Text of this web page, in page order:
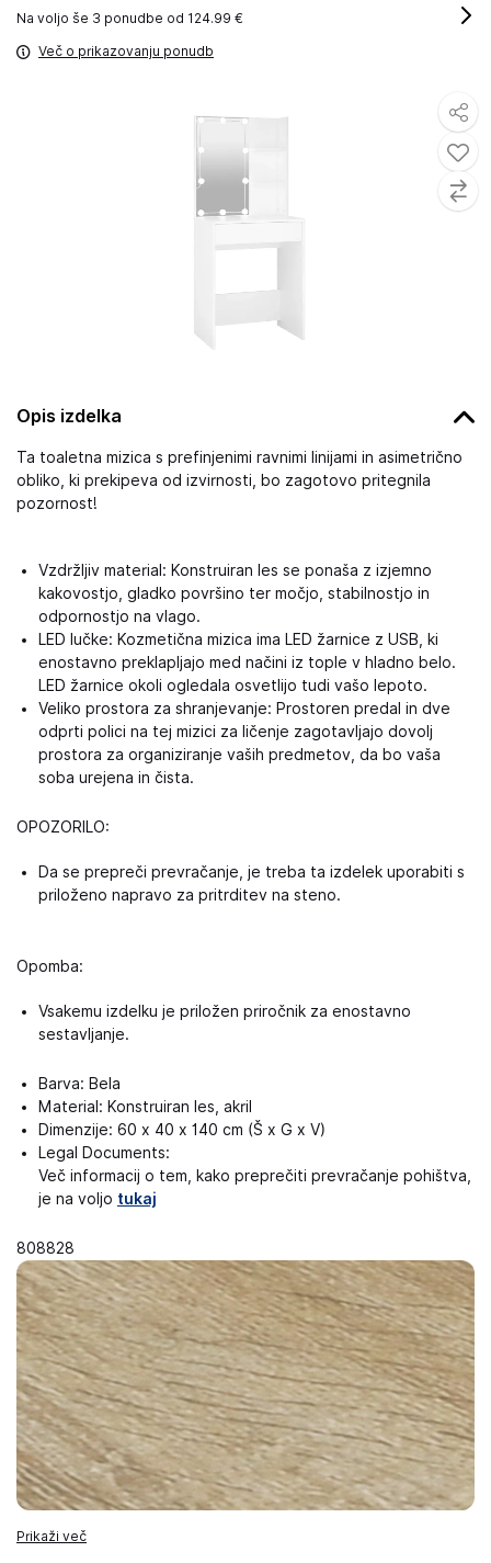
Opis izdelka
Ta toaletna mizica s prefinjenimi ravnimi linijami in asimetrično
obliko, ki prekipeva od izvirnosti, bo zagotovo pritegnila
pozornost!
Vzdržljiv material: Konstruiran les se ponaša z izjemno
kakovostjo, gladko površino ter močjo, stabilnostjo in
odpornostjo na vlago.
LED lučke: Kozmetična mizica ima LED žarnice z USB, ki
enostavno preklapljajo med načini iz tople v hladno belo.
LED žarnice okoli ogledala osvetlijo tudi vašo lepoto.
Veliko prostora za shranjevanje: Prostoren predal in dve
odprti polici na tej mizici za ličenje zagotavljajo dovolj
prostora za organiziranje vaših predmetov, da bo vaša
soba urejena in čista.
OPOZORILO:
Da se prepreči prevračanje, je treba ta izdelek uporabiti s
priloženo napravo za pritrditev na steno.
Opomba:
Vsakemu izdelku je priložen priročnik za enostavno
sestavljanje.
Barva: Bela
Material: Konstruiran les, akril
Dimenzije: 60 x 40 x 140 cm (Š x G x V)
Legal Documents:
Več informacij o tem, kako preprečiti prevračanje pohištva,
je na voljo tukaj
808828
Prikaži več
Na voljo še 3 ponudbe od 124.99 €
Več o prikazovanju ponudb